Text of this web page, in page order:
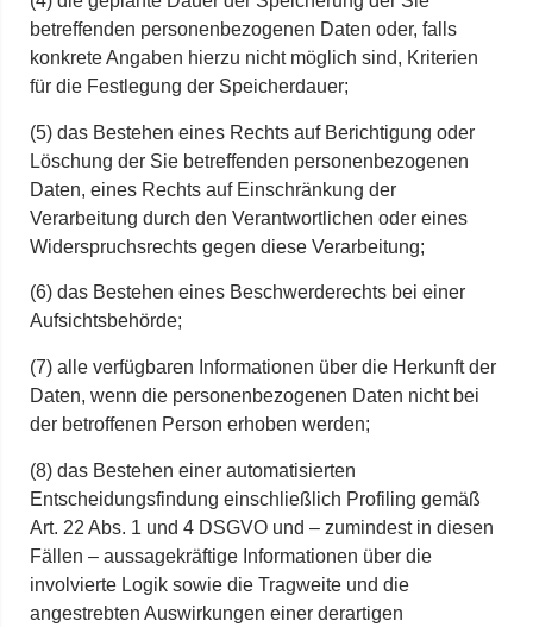
betreffenden personenbezogenen Daten oder, falls
konkrete Angaben hierzu nicht möglich sind, Kriterien
für die Festlegung der Speicherdauer;
(5) das Bestehen eines Rechts auf Berichtigung oder
Löschung der Sie betreffenden personenbezogenen
Daten, eines Rechts auf Einschränkung der
Verarbeitung durch den Verantwortlichen oder eines
Widerspruchsrechts gegen diese Verarbeitung;
(6) das Bestehen eines Beschwerderechts bei einer
Aufsichtsbehörde;
(7) alle verfügbaren Informationen über die Herkunft der
Daten, wenn die personenbezogenen Daten nicht bei
der betroffenen Person erhoben werden;
(8) das Bestehen einer automatisierten
Entscheidungsfindung einschließlich Profiling gemäß
Art. 22 Abs. 1 und 4 DSGVO und – zumindest in diesen
Fällen – aussagekräftige Informationen über die
involvierte Logik sowie die Tragweite und die
angestrebten Auswirkungen einer derartigen